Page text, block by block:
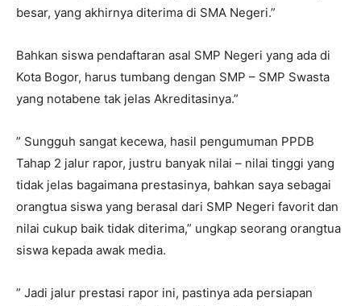
besar, yang akhirnya diterima di SMA Negeri.”
Bahkan siswa pendaftaran asal SMP Negeri yang ada di
Kota Bogor, harus tumbang dengan SMP – SMP Swasta
yang notabene tak jelas Akreditasinya.”
” Sungguh sangat kecewa, hasil pengumuman PPDB
Tahap 2 jalur rapor, justru banyak nilai – nilai tinggi yang
tidak jelas bagaimana prestasinya, bahkan saya sebagai
orangtua siswa yang berasal dari SMP Negeri favorit dan
nilai cukup baik tidak diterima,” ungkap seorang orangtua
siswa kepada awak media.
” Jadi jalur prestasi rapor ini, pastinya ada persiapan